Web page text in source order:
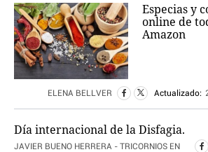
Especias y
online de
Amazon
ELENA BELLVER Actualizado:
Día internacional de la Disfagia.
JAVIER BUENO HERRERA - TRICORNIOS EN